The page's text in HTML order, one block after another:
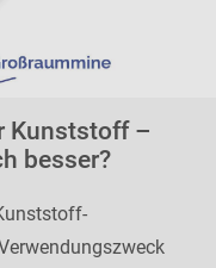
Kunststoff –
besser?